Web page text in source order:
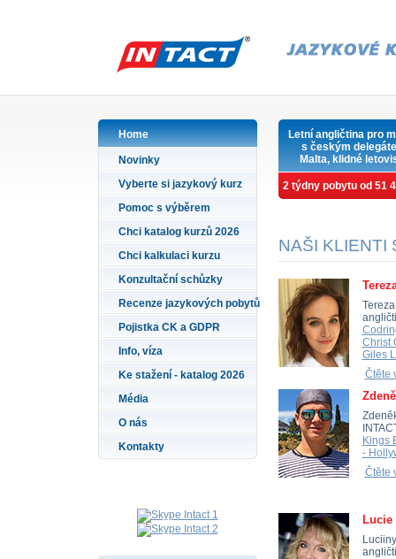
Home
Novinky
Vyberte si jazykový kurz
Pomoc s výběrem
Chci katalog kurzů 2026
Chci kalkulaci kurzu
Konzultační schůzky
Recenze jazykových pobytů
Pojistka CK a GDPR
Info, víza
Ke stažení - katalog 2026
Média
O nás
Kontakty
Letní angličtina pro
s českým
Malta, klidné
2 týdny pobytu od 51
NAŠI KLIENTI
Christ
Giles
Čtěte
Kings
-
Čtěte
Lucie